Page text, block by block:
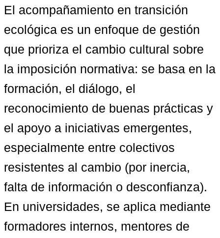
El acompañamiento en transición
ecológica es un enfoque de gestión
que prioriza el cambio cultural sobre
la imposición normativa: se basa en la
formación, el diálogo, el
reconocimiento de buenas prácticas y
el apoyo a iniciativas emergentes,
especialmente entre colectivos
resistentes al cambio (por inercia,
falta de información o desconfianza).
En universidades, se aplica mediante
formadores internos, mentores de